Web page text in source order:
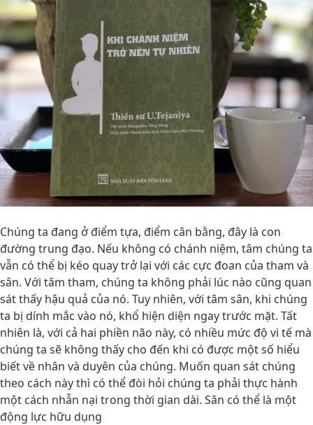
Chúng ta đang ở điểm tựa, điểm cân bằng, đây là con
đường trung đạo. Nếu không có chánh niệm, tâm chúng ta
vẫn có thể bị kéo quay trở lại với các cực đoan của tham và
sân. Với tâm tham, chúng ta không phải lúc nào cũng quan
sát thấy hậu quả của nó. Tuy nhiên, với tâm sân, khi chúng
ta bị dính mắc vào nó, khổ hiện diện ngay trước mặt. Tất
nhiên là, với cả hai phiền não này, có nhiều mức độ vi tế mà
chúng ta sẽ không thấy cho đến khi có được một số hiểu
biết về nhân và duyên của chúng. Muốn quan sát chúng
theo cách này thì có thể đòi hỏi chúng ta phải thực hành
một cách nhẫn nại trong thời gian dài. Sân có thể là một
động lực hữu dụng